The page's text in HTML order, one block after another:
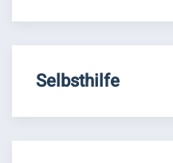
Selbsthilfe